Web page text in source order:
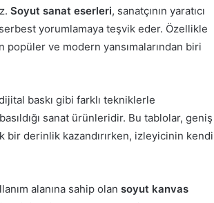
Soyut sanat eserleri, sanatçının yaratıcı
yorumlamaya teşvik eder. Özellikle
popüler ve modern yansımalarından biri
baskı gibi farklı tekniklerle
sanat ürünleridir. Bu tablolar, geniş
derinlik kazandırırken, izleyicinin kendi
alanına sahip olan soyut kanvas